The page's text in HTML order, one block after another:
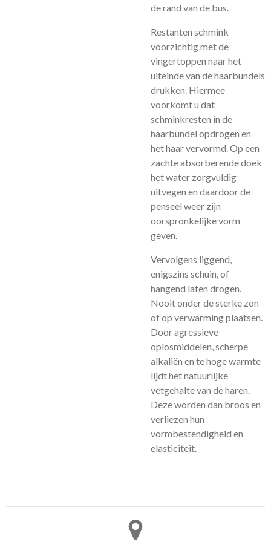
de rand van de bus.
Restanten schmink
voorzichtig met de
vingertoppen naar het
uiteinde van de haarbundels
drukken. Hiermee
voorkomt u dat
schminkresten in de
haarbundel opdrogen en
het haar vervormd. Op een
zachte absorberende doek
het water zorgvuldig
uitvegen en daardoor de
penseel weer zijn
oorspronkelijke vorm
geven.
Vervolgens liggend,
enigszins schuin, of
hangend laten drogen.
Nooit onder de sterke zon
of op verwarming plaatsen.
Door agressieve
oplosmiddelen, scherpe
alkaliën en te hoge warmte
lijdt het natuurlijke
vetgehalte van de haren.
Deze worden dan broos en
verliezen hun
vormbestendigheid en
elasticiteit.